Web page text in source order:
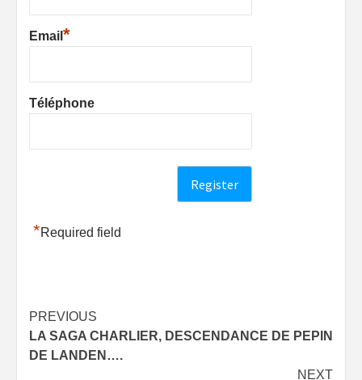
Email *
Téléphone
*Required field
Post
navigation
PREVIOUS
LA SAGA CHARLIER, DESCENDANCE DE PEPIN
DE LANDEN….
NEXT